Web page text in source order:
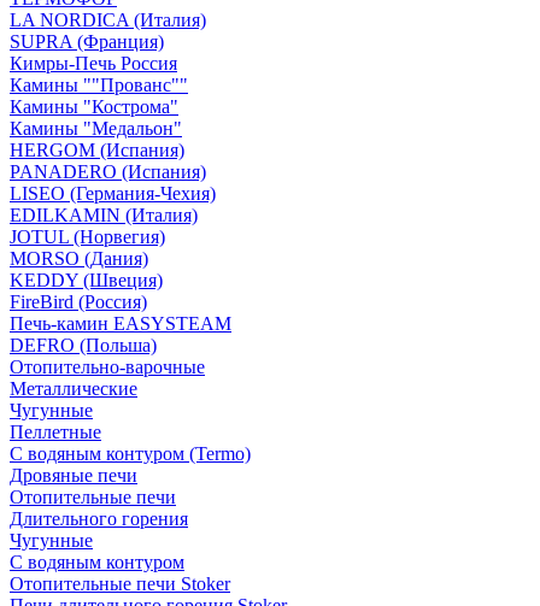
LA NORDICA (Италия)
SUPRA (Франция)
Кимры-Печь Россия
Камины ""Прованс""
Камины "Кострома"
Камины "Медальон"
HERGOM (Испания)
PANADERO (Испания)
LISEO (Германия-Чехия)
EDILKAMIN (Италия)
JOTUL (Норвегия)
MORSO (Дания)
KEDDY (Швеция)
FireBird (Россия)
Печь-камин EASYSTEAM
DEFRO (Польша)
Отопительно-варочные
Металлические
Чугунные
Пеллетные
С водяным контуром (Termo)
Дровяные печи
Отопительные печи
Длительного горения
Чугунные
C водяным контуром
Отопительные печи Stoker